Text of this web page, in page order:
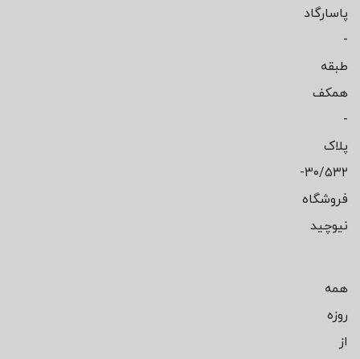
پاسارگاد
-
طبقه
همکف
-
پلاک
۳۰/۵۳۲-
فروشگاه
نیوچید
همه
روزه
از